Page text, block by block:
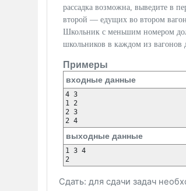
рассадка возможна, выведите в
второй — едущих во втором
Школьник с меньшим номером
школьников в каждом из
Примеры
входные данные
4 3
1 2
2 3
2 4
выходные данные
1 3 4
2
Сдать: для сдачи задач